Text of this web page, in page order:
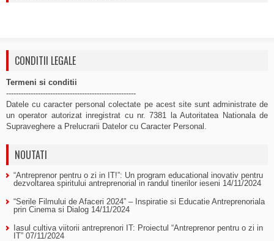
CONDITII LEGALE
Termeni si conditii
-----------------------------------------------------
Datele cu caracter personal colectate pe acest site sunt administrate de
un operator autorizat inregistrat cu nr. 7381 la Autoritatea Nationala de
Supraveghere a Prelucrarii Datelor cu Caracter Personal.
NOUTATI
“Antreprenor pentru o zi in IT!”: Un program educational inovativ pentru
dezvoltarea spiritului antreprenorial in randul tinerilor ieseni 14/11/2024
“Serile Filmului de Afaceri 2024” – Inspiratie si Educatie Antreprenoriala
prin Cinema si Dialog 14/11/2024
Iasul cultiva viitorii antreprenori IT: Proiectul “Antreprenor pentru o zi in
IT” 07/11/2024